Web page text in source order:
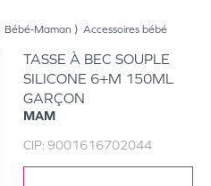
Bébé-Maman Accessoires bébé
TASSE À BEC SOUPLE
SILICONE 6+M 150ML
GARÇON
MAM
CIP: 9001616702044